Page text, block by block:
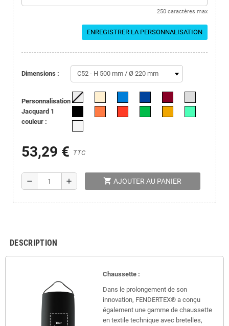
250 caractères max
ENREGISTRER LA PERSONNALISATION
dimensions :
Personnalisation
Jacquard 1
couleur :
53,29 € TTC
remove add shopping_cart AJOUTER AU PANIER
DESCRIPTION
Chaussette :
Dans le prolongement de son
innovation, FENDERTEX® a conçu
également une gamme de chaussette
en textile technique avec bretelles,